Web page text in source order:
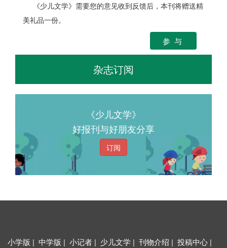
《少儿文学》需要您的意见收到反馈后，本刊将赠送精
美礼品一份。
参 与
杂志订阅
《少儿文学》
好报刊与好朋友分享
订阅
小学版 | 中学版 | 小记者 | 少儿文学 | 刊物介绍 | 投稿中心 |